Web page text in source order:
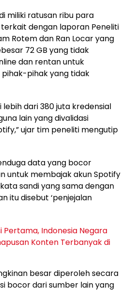
miliki ratusan ribu para
dengan laporan Peneliti
Rotem dan Ran Locar yang
72 GB yang tidak
dan rentan untuk
pihak yang tidak
dari 380 juta kredensial
lain yang divalidasi
ujar tim peneliti mengutip
data yang bocor
untuk membajak akun Spotify
sandi yang sama dengan
itu disebut ‘penjejalan
Pertama, Indonesia Negara
Konten Terbanyak di
besar diperoleh secara
bocor dari sumber lain yang